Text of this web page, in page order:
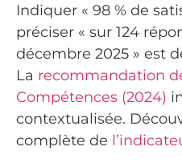
Indiquer « 98 % de
préciser « sur 124
décembre 2025 » est
La recommandation
Compétences (2024)
contextualisée.
complète de